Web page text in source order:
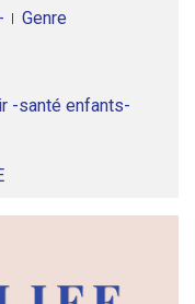
Genre
-santé enfants-